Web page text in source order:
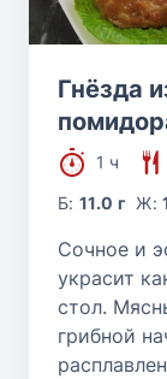
Гнёзда
1 ч
Б:11.0 г Ж:
Сочное и
украсит
стол.
грибной